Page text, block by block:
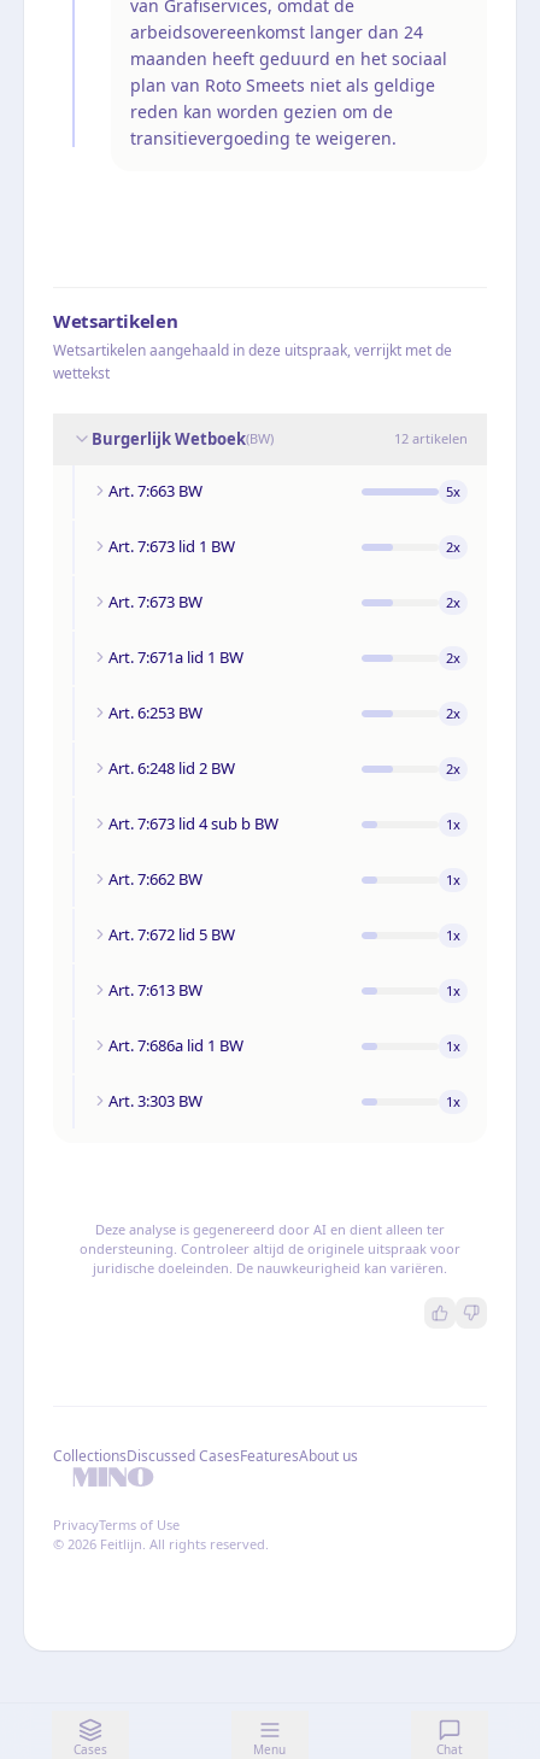
Cases Menu Chat
van Grafiservices, omdat de
arbeidsovereenkomst langer dan 24
maanden heeft geduurd en het sociaal
plan van Roto Smeets niet als geldige
reden kan worden gezien om de
transitievergoeding te weigeren.
Wetsartikelen
Wetsartikelen aangehaald in deze uitspraak, verrijkt met de
wettekst
Burgerlijk Wetboek(BW) 12 artikelen
Art. 7:663 BW 5x
Art. 7:673 lid 1 BW 2x
Art. 7:673 BW 2x
Art. 7:671a lid 1 BW 2x
Art. 6:253 BW 2x
Art. 6:248 lid 2 BW 2x
Art. 7:673 lid 4 sub b BW 1x
Art. 7:662 BW 1x
Art. 7:672 lid 5 BW 1x
Art. 7:613 BW 1x
Art. 7:686a lid 1 BW 1x
Art. 3:303 BW 1x
Deze analyse is gegenereerd door AI en dient alleen ter
ondersteuning. Controleer altijd de originele uitspraak voor
juridische doeleinden. De nauwkeurigheid kan variëren.
CollectionsDiscussed CasesFeaturesAbout us
PrivacyTerms of Use
© 2026 Feitlijn. All rights reserved.